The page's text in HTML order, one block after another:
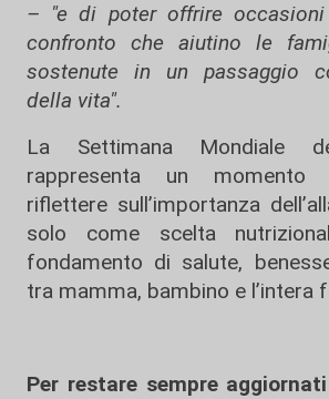
– "e di poter offrire
confronto che aiutino le
sostenute in un passaggio
della vita".
La Settimana Mondiale
rappresenta un momento
riflettere sull’importanza
solo come scelta
fondamento di salute,
tra mamma, bambino e l’intera
Per restare sempre aggiornati